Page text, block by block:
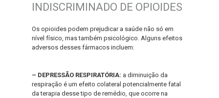
INDISCRIMINADO DE OPIOIDES
Os opioides podem prejudicar a saúde não só em
nível físico, mas também psicológico. Alguns efeitos
adversos desses fármacos incluem:
– DEPRESSÃO RESPIRATÓRIA: a diminuição da
respiração é um efeito colateral potencialmente fatal
da terapia desse tipo de remédio, que ocorre na